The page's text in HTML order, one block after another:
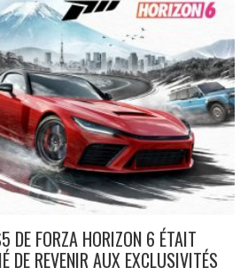
DE FORZA HORIZON 6 ÉTAIT
DE REVENIR AUX EXCLUSIVITÉS